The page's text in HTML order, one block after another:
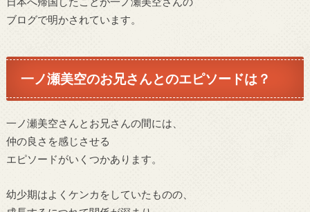
ブログで明かされています。
一ノ瀬美空のお兄さんとのエピソードは？
一ノ瀬美空さんとお兄さんの間には、
仲の良さを感じさせる
エピソードがいくつかあります。
幼少期はよくケンカをしていたものの、